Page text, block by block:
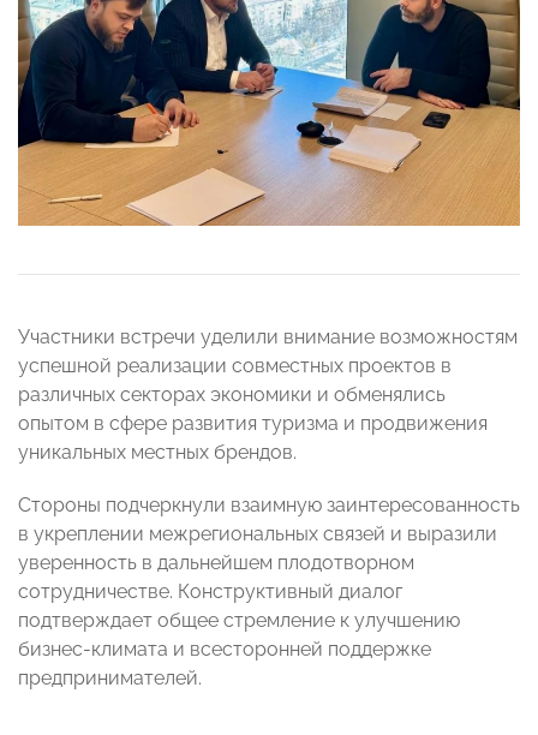
Участники встречи уделили внимание возможностям
успешной реализации совместных проектов в
различных секторах экономики и обменялись
опытом в сфере развития туризма и продвижения
уникальных местных брендов.
Стороны подчеркнули взаимную заинтересованность
в укреплении межрегиональных связей и выразили
уверенность в дальнейшем плодотворном
сотрудничестве. Конструктивный диалог
подтверждает общее стремление к улучшению
бизнес-климата и всесторонней поддержке
предпринимателей.